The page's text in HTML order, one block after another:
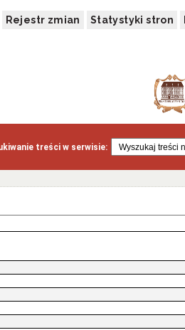
Rejestr zmian Statystyki stron
treści w serwisie: